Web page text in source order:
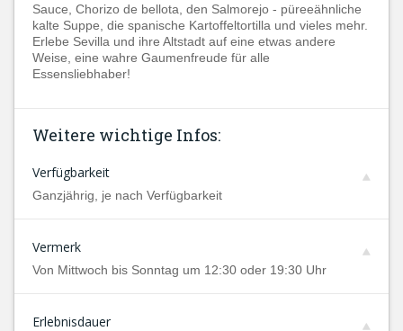
Sauce, Chorizo de bellota, den Salmorejo - püreeähnliche
kalte Suppe, die spanische Kartoffeltortilla und vieles mehr.
Erlebe Sevilla und ihre Altstadt auf eine etwas andere
Weise, eine wahre Gaumenfreude für alle
Essensliebhaber!
Weitere wichtige Infos:
Verfügbarkeit
Ganzjährig, je nach Verfügbarkeit
Vermerk
Von Mittwoch bis Sonntag um 12:30 oder 19:30 Uhr
Erlebnisdauer